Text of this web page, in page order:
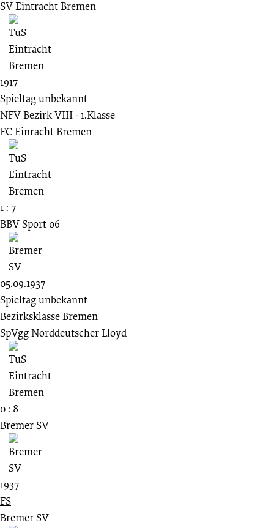
SV Eintracht Bremen
1917
Spieltag unbekannt
NFV Bezirk VIII - 1.Klasse
FC Einracht Bremen
1 : 7
BBV Sport 06
05.09.1937
Spieltag unbekannt
Bezirksklasse Bremen
SpVgg Norddeutscher Lloyd
0 : 8
Bremer SV
1937
FS
Bremer SV